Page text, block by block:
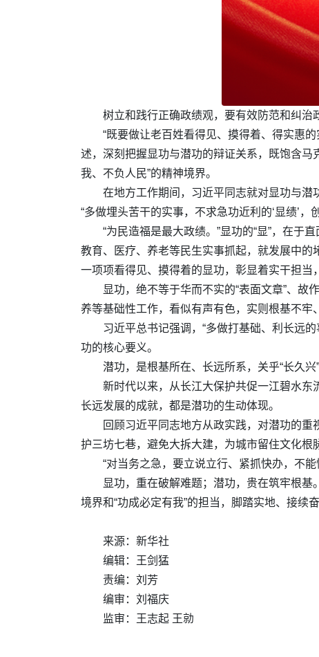
树立和践行正确政绩观，要有效防范和纠治
“既要做让老百姓看得见、摸得着、得实惠
述，深刻把握显功与潜功的辩证关系，既饱含马
我、不负人民”的精神境界。
在地方工作期间，习近平同志就对显功与潜
“多做埋头苦干的实事，不求急功近利的‘显绩’，创
“为民造福是最大政绩。”显功的“显”，在于
教育、医疗、养老等民生实事抓起，就发展中的
一项项看得见、摸得着的显功，彰显着实干担当
显功，绝不等于华而不实的“表面文章”、故
养等基础性工作，看似有声有色，实则根基不牢
习近平总书记强调，“多做打基础、利长远
功的核心要义。
潜功，是根基所在、长远所系，关乎“长久兴
新时代以来，从长江大保护共促一江碧水
长远发展的成就，都是潜功的生动体现。
回顾习近平同志地方从政实践，对潜功的重
护三坊七巷，避免大拆大建，为城市留住文化
“对当务之急，要立说立行、紧抓快办，不
显功，重在破解难题；潜功，贵在筑牢根基
境界和“功成必定有我”的担当，脚踏实地、接续
来源：新华社
编辑：王剑猛
责编：刘芳
编审：刘福庆
监审：王志起 王勍